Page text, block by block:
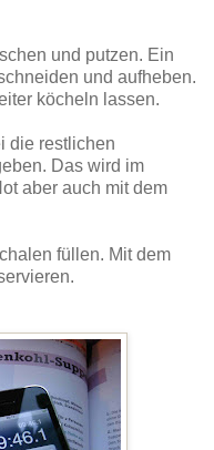
und putzen. Ein
und aufheben.
köcheln lassen.
die restlichen
Das wird im
aber auch mit dem
füllen. Mit dem